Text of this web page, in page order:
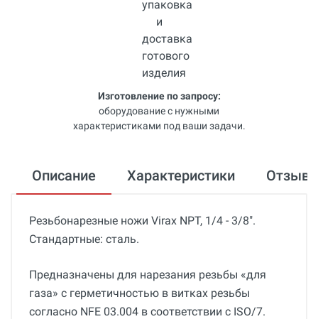
Изготовление по запросу:
оборудование с нужными
характеристиками под ваши задачи.
Описание Характеристики
Резьбонарезные ножи Virax NPT, 1/4 - 3/8".
Стандартные: сталь.
Предназначены для нарезания резьбы «для
газа» с герметичностью в витках резьбы
согласно NFE 03.004 в соответствии с ISO/7.